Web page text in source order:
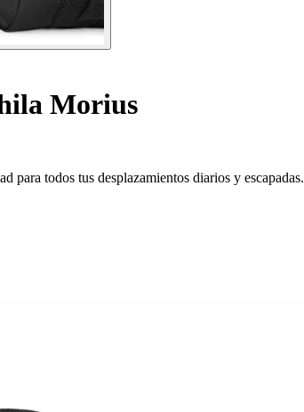
Morius
todos tus desplazamientos diarios y escapadas.